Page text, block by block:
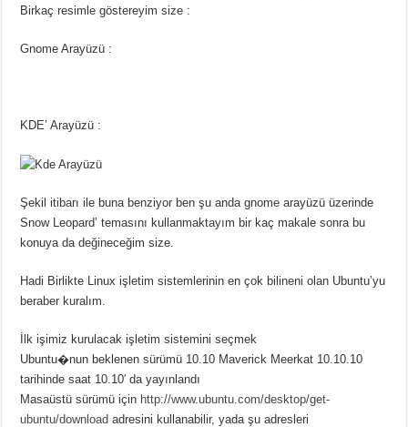
Birkaç resimle göstereyim size :
Gnome Arayüzü :
KDE’ Arayüzü :
Şekil itibarı ile buna benziyor ben şu anda gnome arayüzü üzerinde
Snow Leopard’ temasını kullanmaktayım bir kaç makale sonra bu
konuya da değineceğim size.
Hadi Birlikte Linux işletim sistemlerinin en çok bilineni olan Ubuntu’yu
beraber kuralım.
İlk işimiz kurulacak işletim sistemini seçmek
Ubuntu�nun beklenen sürümü 10.10 Maverick Meerkat 10.10.10
tarihinde saat 10.10′ da yayınlandı
Masaüstü sürümü için http://www.ubuntu.com/desktop/get-
ubuntu/download adresini kullanabilir, yada şu adresleri